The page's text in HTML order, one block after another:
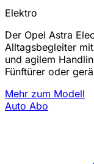
Elektro
Der Opel Astra
Alltagsbegleiter
und agilem
Fünftürer oder
Mehr zum Modell
Auto Abo